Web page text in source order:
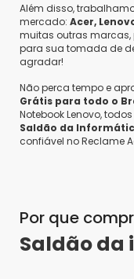
Além disso,
mercado: Acer,
muitas outras marcas,
para sua tomada de
agradar!
Não perca tempo e
Grátis para todo o
Notebook Lenovo,
Saldão da
confiável no Reclame
Por que
Saldão